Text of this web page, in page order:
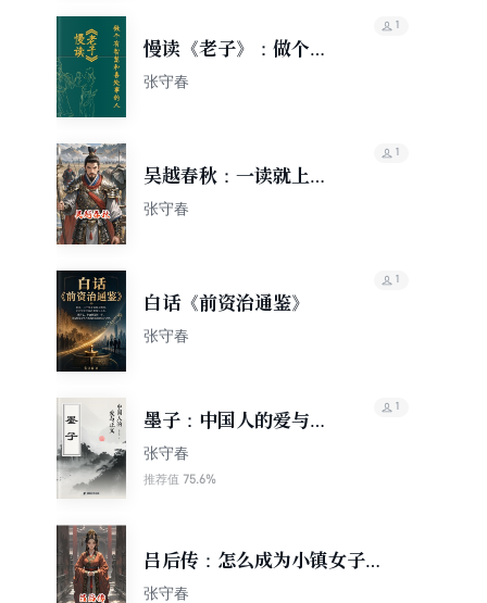
慢读《老子》：做个有
智慧和善处事的人
张守春
1
吴越春秋：一读就上瘾
的东南方早初热血史
张守春
1
白话《前资治通鉴》
张守春
1
墨子：中国人的爱与正
义
张守春
推荐值 75.6%
1
吕后传：怎么成为小镇女子的
天花板
张守春